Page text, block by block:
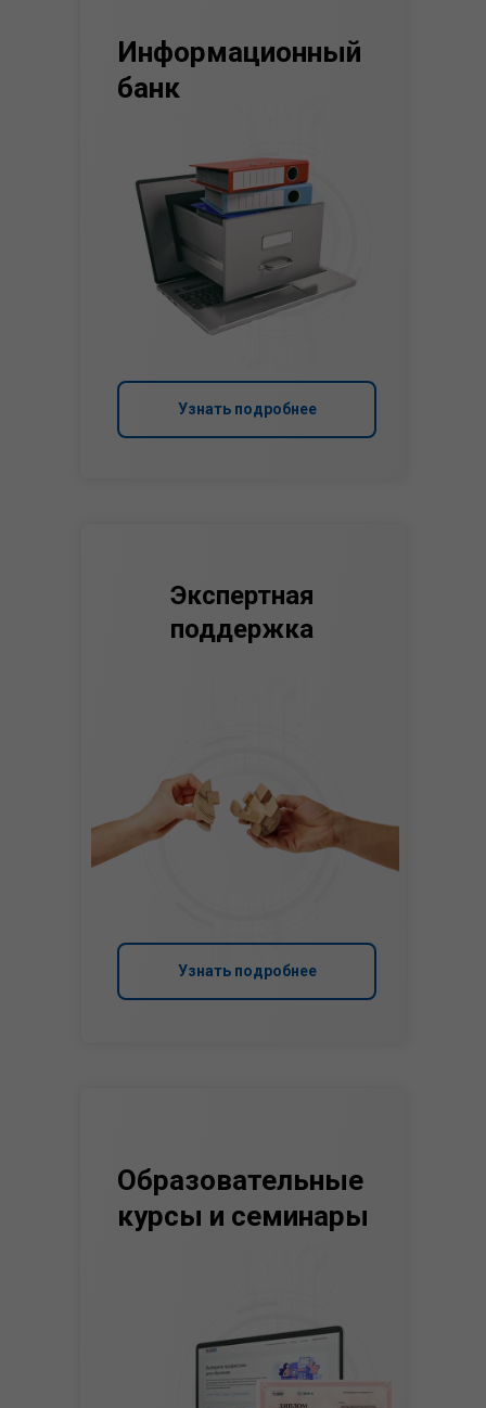
Узнать подробнее
Информационный
банк
Узнать подробнее
Экспертная
поддержка
Образовательные
курсы и семинары